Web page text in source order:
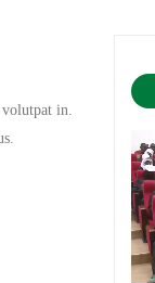
in.